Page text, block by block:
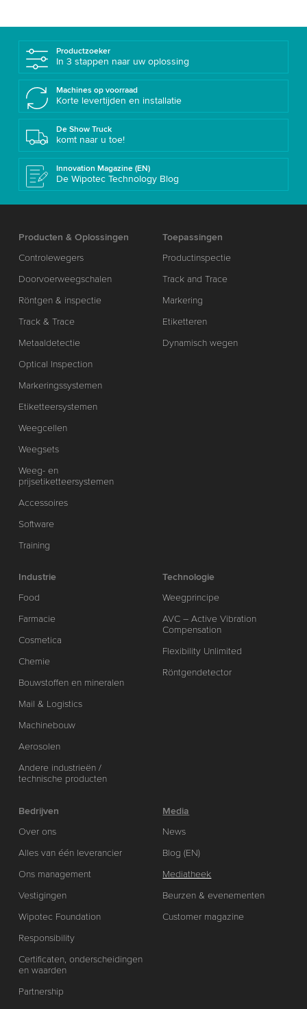
Productzoeker
In 3 stappen naar uw oplossing
Machines op voorraad
Korte levertijden en installatie
De Show Truck
komt naar u toe!
Innovation Magazine (EN)
De Wipotec Technology Blog
Producten & Oplossingen
Controlewegers
Doorvoerweegschalen
Röntgen & inspectie
Track & Trace
Metaaldetectie
Optical Inspection
Markeringssystemen
Etiketteersystemen
Weegcellen
Weegsets
Weeg- en
prijsetiketteersystemen
Accessoires
Software
Training
Toepassingen
Productinspectie
Track and Trace
Markering
Etiketteren
Dynamisch wegen
Industrie
Food
Farmacie
Cosmetica
Chemie
Bouwstoffen en mineralen
Mail & Logistics
Machinebouw
Aerosolen
Andere industrieën /
technische producten
Technologie
Weegprincipe
AVC – Active Vibration
Compensation
Flexibility Unlimited
Röntgendetector
Bedrijven
Over ons
Alles van één leverancier
Ons management
Vestigingen
Wipotec Foundation
Responsibility
Certificaten, onderscheidingen
en waarden
Partnership
Media
News
Blog (EN)
Mediatheek
Beurzen & evenementen
Customer magazine